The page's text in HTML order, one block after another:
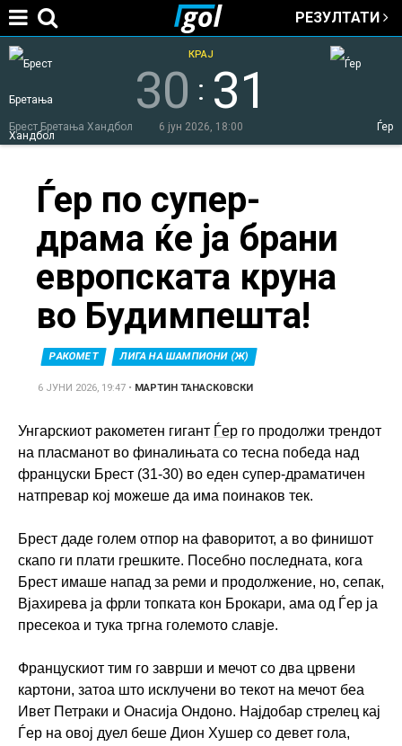
Jump to navigation
РЕЗУЛТАТИ
Брест Бретања Хандбол Ѓер
30 : 31
КРАЈ
6 јун 2026, 18:00
here
Ѓер по супер-
драма ќе ја брани
европската круна
во Будимпешта!
РАКОМЕТ ЛИГА НА ШАМПИОНИ (Ж)
6 ЈУНИ 2026, 19:47 • МАРТИН ТАНАСКОВСКИ
Унгарскиот ракометен гигант Ѓер го продолжи трендот
на пласманот во финалињата со тесна победа над
француски Брест (31-30) во еден супер-драматичен
натпревар кој можеше да има поинаков тек.
Брест даде голем отпор на фаворитот, а во финишот
скапо ги плати грешките. Посебно последната, кога
Брест имаше напад за реми и продолжение, но, сепак,
Вјахирева ја фрли топката кон Брокари, ама од Ѓер ја
пресекоа и тука тргна големото славје.
Францускиот тим го заврши и мечот со два црвени
картони, затоа што исклучени во текот на мечот беа
Ивет Петраки и Онасија Ондоно. Најдобар стрелец кај
Ѓер на овој дуел беше Дион Хушер со девет гола,